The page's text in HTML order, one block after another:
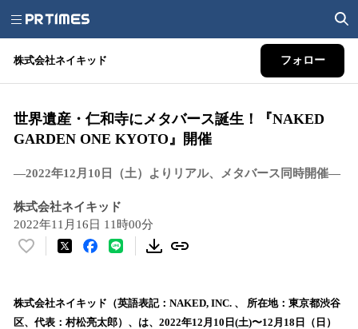
株式会社ネイキッド フォロー
世界遺産・仁和寺にメタバース誕生！『NAKED
GARDEN ONE KYOTO』開催
―2022年12月10日（土）よりリアル、メタバース同時開催―
株式会社ネイキッド
2022年11月16日 11時00分
い
！
数
株式会社ネイキッド（英語表記：NAKED, INC. 、 所在地：東京都渋谷
区、代表：村松亮太郎）、は、2022年12月10日(土)〜12月18日（日）